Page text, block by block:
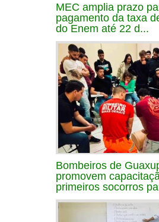
MEC amplia prazo
pagamento da taxa
do Enem até 22 d...
Bombeiros de
promovem
primeiros socorros